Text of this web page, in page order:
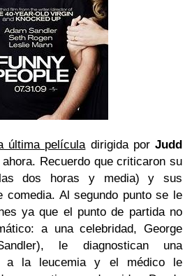
última películadirigida porJudd
Recuerdo que criticaron su
las dos horas y media) y sus
comedia. Al segundo punto se le
ya que el punto de partida no
a una celebridad, George
le diagnostican una
a la leucemia y el médico le